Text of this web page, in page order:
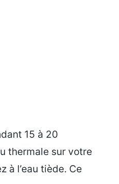
15 à 20
thermale sur votre
à l’eau tiède. Ce